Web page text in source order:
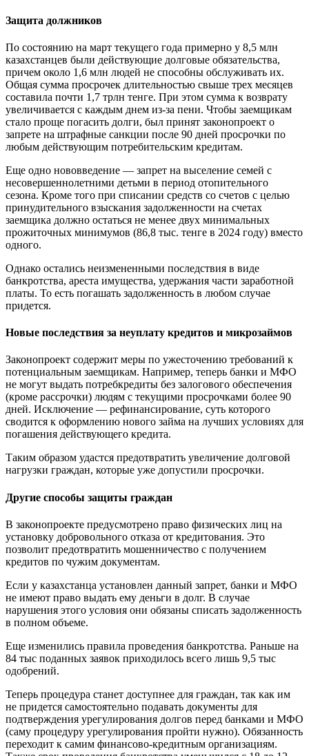
Защита должников
По состоянию на март текущего года примерно у 8,5 млн
казахстанцев были действующие долговые обязательства,
причем около 1,6 млн людей не способны обслуживать их.
Общая сумма просрочек длительностью свыше трех месяцев
составила почти 1,7 трлн тенге. При этом сумма к возврату
увеличивается с каждым днем из-за пени. Чтобы заемщикам
стало проще погасить долги, был принят законопроект о
запрете на штрафные санкции после 90 дней просрочки по
любым действующим потребительским кредитам.
Еще одно нововведение — запрет на выселение семей с
несовершеннолетними детьми в период отопительного
сезона. Кроме того при списании средств со счетов с целью
принудительного взыскания задолженности на счетах
заемщика должно остаться не менее двух минимальных
прожиточных минимумов (86,8 тыс. тенге в 2024 году) вместо
одного.
Однако остались неизмененными последствия в виде
банкротства, ареста имущества, удержания части заработной
платы. То есть погашать задолженность в любом случае
придется.
Новые последствия за неуплату кредитов и микрозаймов
Законопроект содержит меры по ужесточению требований к
потенциальным заемщикам. Например, теперь банки и МФО
не могут выдать потребкредиты без залогового обеспечения
(кроме рассрочки) людям с текущими просрочками более 90
дней. Исключение — рефинансирование, суть которого
сводится к оформлению нового займа на лучших условиях для
погашения действующего кредита.
Таким образом удастся предотвратить увеличение долговой
нагрузки граждан, которые уже допустили просрочки.
Другие способы защиты граждан
В законопроекте предусмотрено право физических лиц на
установку добровольного отказа от кредитования. Это
позволит предотвратить мошенничество с получением
кредитов по чужим документам.
Если у казахстанца установлен данный запрет, банки и МФО
не имеют право выдать ему деньги в долг. В случае
нарушения этого условия они обязаны списать задолженность
в полном объеме.
Еще изменились правила проведения банкротства. Раньше на
84 тыс поданных заявок приходилось всего лишь 9,5 тыс
одобрений.
Теперь процедура станет доступнее для граждан, так как им
не придется самостоятельно подавать документы для
подтверждения урегулирования долгов перед банками и МФО
(саму процедуру урегулирования пройти нужно). Обязанность
переходит к самим финансово-кредитным организациям.